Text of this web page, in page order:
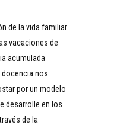
de la vida familiar
vacaciones de
acumulada
nos
por un modelo
desarrolle en los
de la